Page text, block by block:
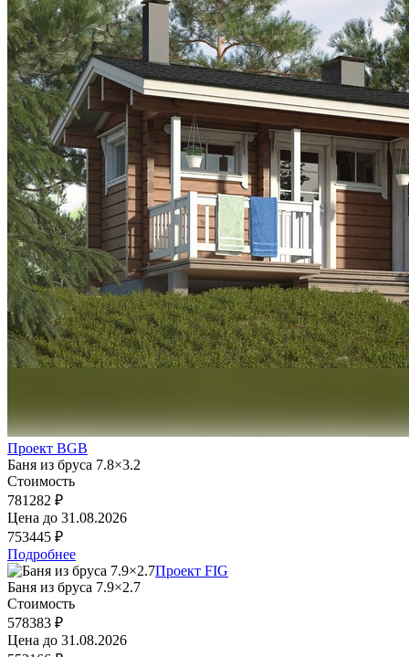
Проект BGB
Баня из бруса 7.8×3.2
Стоимость
781282 ₽
Цена до 31.08.2026
753445 ₽
Подробнее
Проект FIG
Баня из бруса 7.9×2.7
Стоимость
578383 ₽
Цена до 31.08.2026